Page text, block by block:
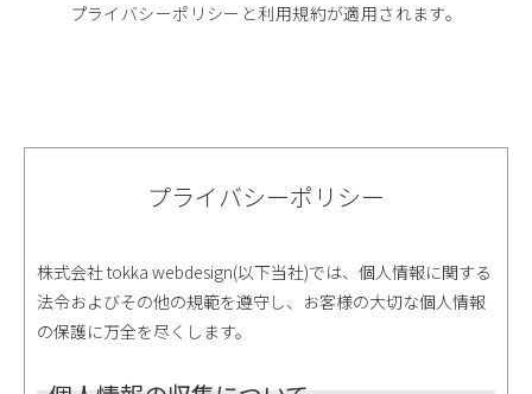
プライバシーポリシー と利用規約が適用されます。
プライバシーポリシー
株式会社 tokka webdesign(以下当社)では、個人情報に関する
法令およびその他の規範を遵守し、お客様の大切な個人情報
の保護に万全を尽くします。